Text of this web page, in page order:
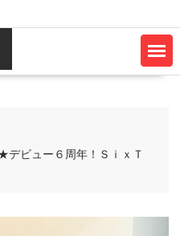
ビュー６周年！ＳｉｘＴ